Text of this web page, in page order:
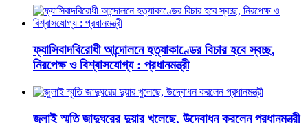
ফ্যাসিবাদবিরোধী আন্দোলনে হত্যাকাণ্ডের বিচার হবে স্বচ্ছ,
নিরপেক্ষ ও বিশ্বাসযোগ্য : প্রধানমন্ত্রী
জুলাই স্মৃতি জাদুঘরের দুয়ার খুলেছে, উদ্বোধন করলেন প্রধানমন্ত্রী